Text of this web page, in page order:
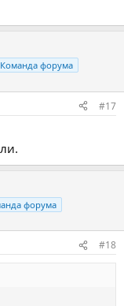
Команда форума
#17
форума
#18